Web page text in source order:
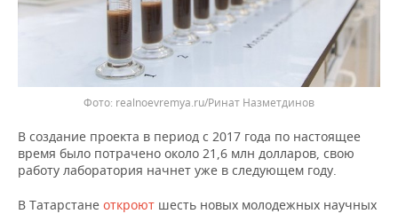
realnoevremya.ru/Ринат Назметдинов
В создание проекта в период с 2017 года по настоящее
время было потрачено около 21,6 млн долларов, свою
работу лаборатория начнет уже в следующем году.
В Татарстане откроют шесть новых молодежных научных